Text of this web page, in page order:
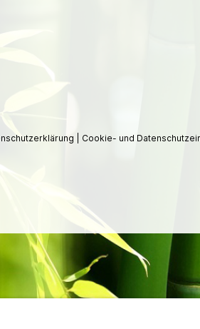
Cookie- und